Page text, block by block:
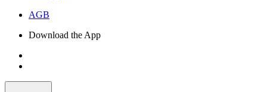
AGB
Download the App